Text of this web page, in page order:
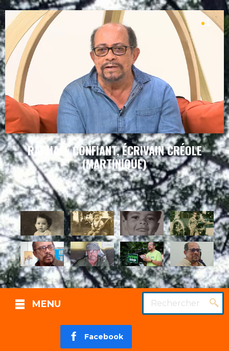
RAPHAEL CONFIANT, ÉCRIVAIN CRÉOLE
(MARTINIQUE)
MENU Rechercher
Facebook